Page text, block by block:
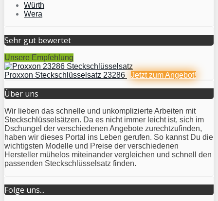
Würth
Wera
Sehr gut bewertet
Unsere Empfehlung
Proxxon Steckschlüsselsatz 23286 Jetzt zumAngebot!
Über uns
Wir lieben das schnelle und unkomplizierte Arbeiten mit
Steckschlüsselsätzen. Da es nicht immer leicht ist, sich im
Dschungel der verschiedenen Angebote zurechtzufinden,
haben wir dieses Portal ins Leben gerufen. So kannst Du die
wichtigsten Modelle und Preise der verschiedenen
Hersteller mühelos miteinander vergleichen und schnell den
passenden Steckschlüsselsatz finden.
Folge uns...